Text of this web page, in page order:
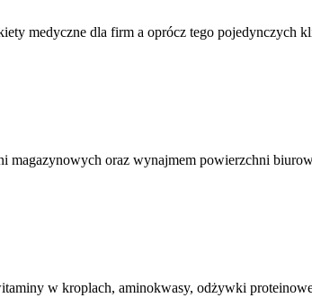
medyczne dla firm a oprócz tego pojedynczych
magazynowych oraz wynajmem powierzchni
w kroplach, aminokwasy, odżywki